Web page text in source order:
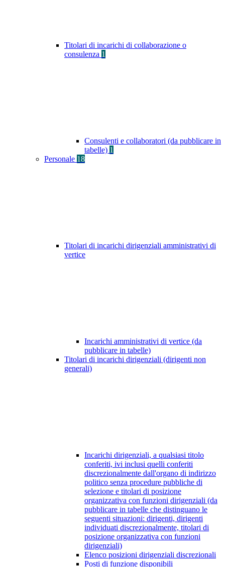
Titolari di incarichi di collaborazione o
consulenza 1
Consulenti e collaboratori (da pubblicare in
tabelle) 1
Personale 18
Titolari di incarichi dirigenziali amministrativi di
vertice
Incarichi amministrativi di vertice (da
pubblicare in tabelle)
Titolari di incarichi dirigenziali (dirigenti non
generali)
Incarichi dirigenziali, a qualsiasi titolo
conferiti, ivi inclusi quelli conferiti
discrezionalmente dall'organo di indirizzo
politico senza procedure pubbliche di
selezione e titolari di posizione
organizzativa con funzioni dirigenziali (da
pubblicare in tabelle che distinguano le
seguenti situazioni: dirigenti, dirigenti
individuati discrezionalmente, titolari di
posizione organizzativa con funzioni
dirigenziali)
Elenco posizioni dirigenziali discrezionali
Posti di funzione disponibili